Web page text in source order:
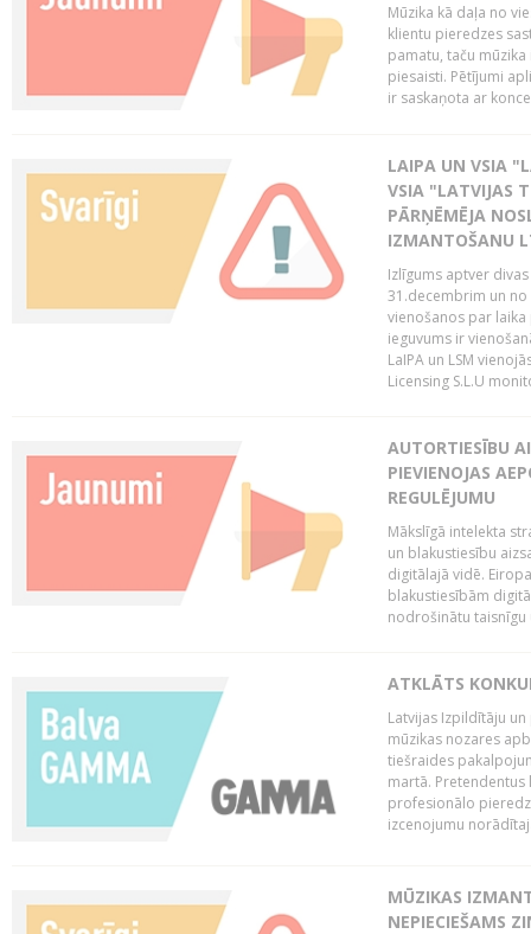
Mūzika kā daļa no
klientu pieredzes
pamatu, taču
piesaisti. Pētījumi
ir saskaņota ar
LAIPA UN VSIA
VSIA "LATVIJAS
PĀRŅĒMĒJA
IZMANTOŠANU
Izlīgums aptver
31.decembrim un no
vienošanos par
ieguvums ir
LaIPA un LSM
Licensing S.L.U
AUTORTIESĪBU
PIEVIENOJAS
REGULĒJUMU
Mākslīgā intelekta
un blakustiesību
digitālajā vidē.
blakustiesībām
nodrošinātu taisnīgu
ATKLĀTS
Latvijas Izpildītāju
mūzikas nozares
tiešraides
martā. Pretendentus
profesionālo
izcenojumu
MŪZIKAS
NEPIECIEŠAMS